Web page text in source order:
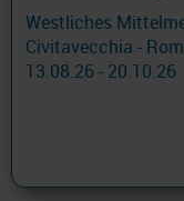
Westliches
Civitavecchia -
13.08.26 - 20.10.26